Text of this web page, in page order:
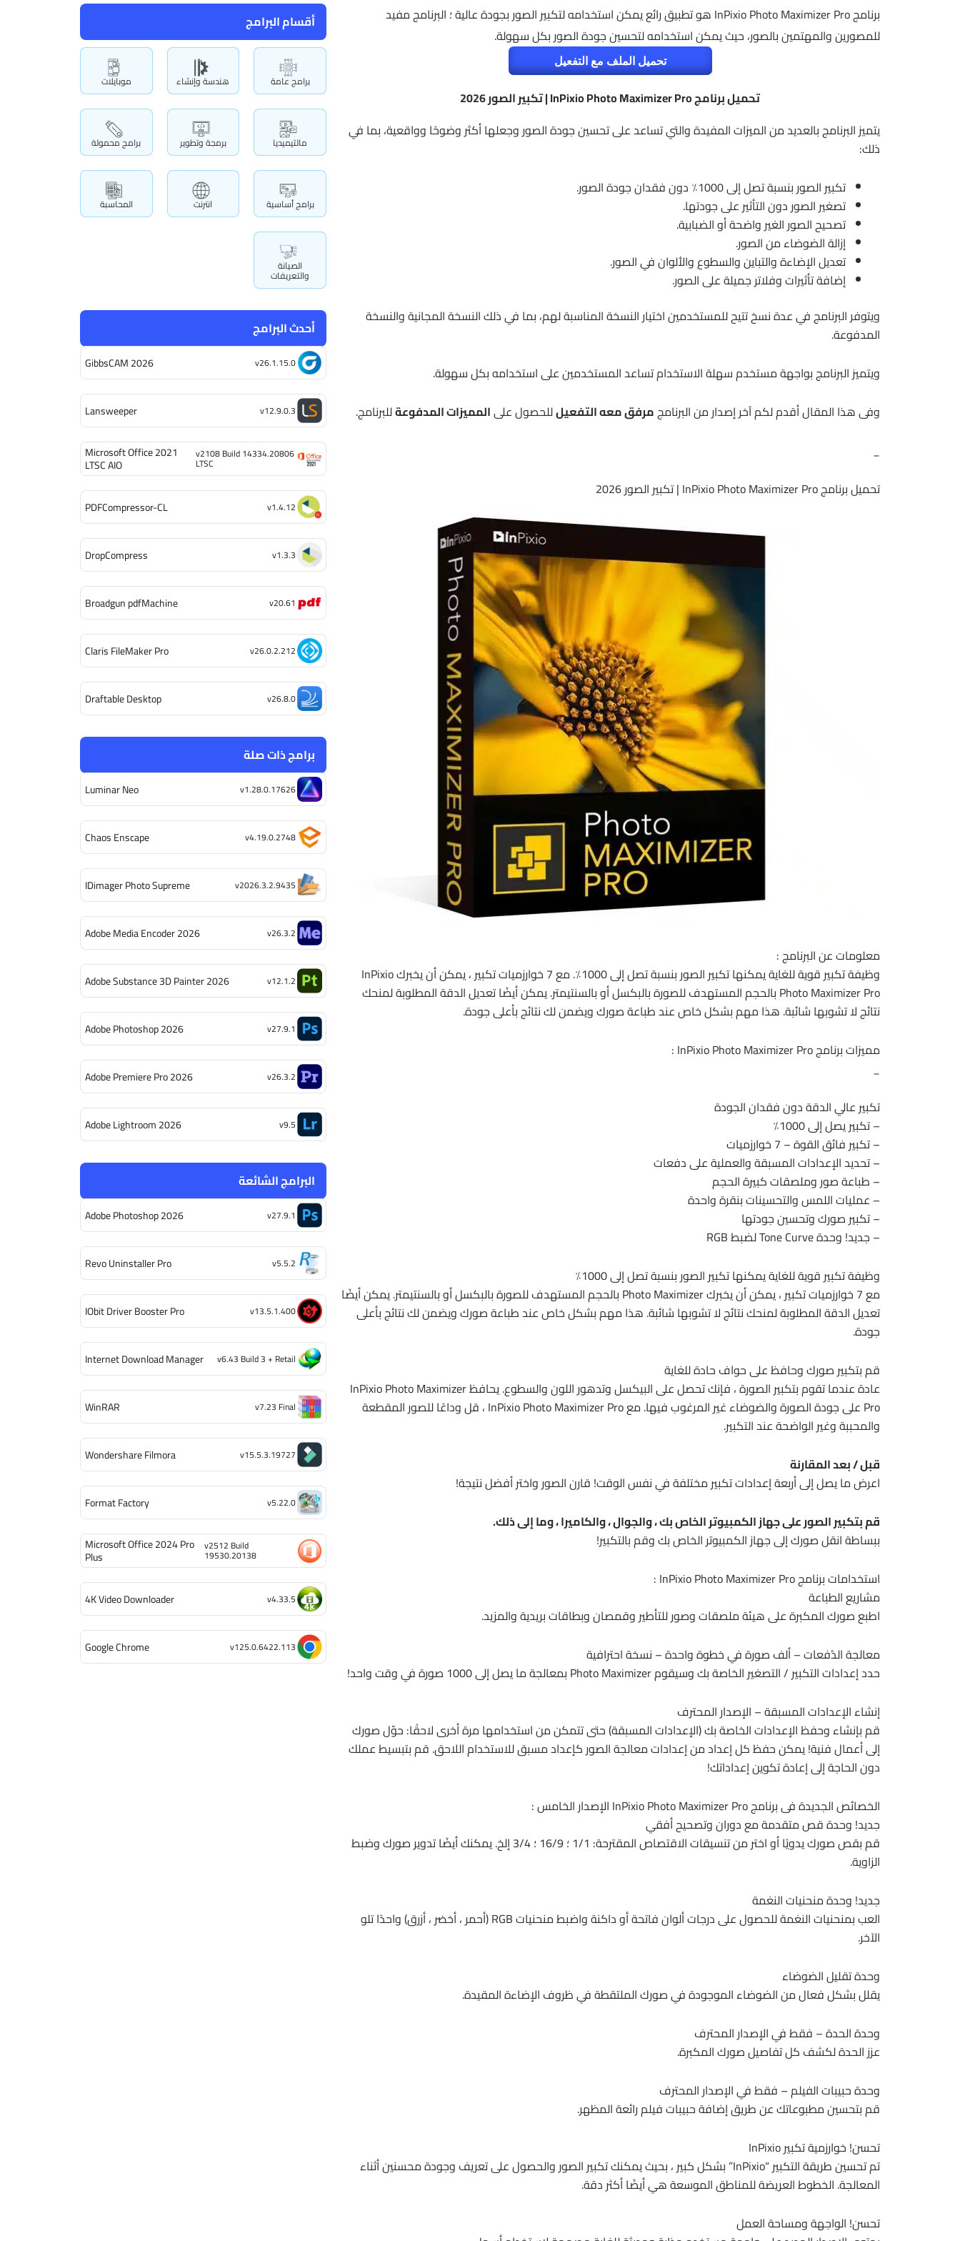
أقسام البرامج
برامج عامة هندسة وإنشاء موبايلات
مالتيميديا برمجة وتطوير برامج محمولة
برامج أساسية انترنت المحاسبة
الصيانة
والتعريفات
أحدث البرامج
GibbsCAM 2026 v26.1.15.0
Lansweeper v12.9.0.3
Microsoft Office 2021
LTSC AIO
v2108 Build 14334.20806
LTSC
PDFCompressor-CL v1.4.12
DropCompress v1.3.3
Broadgun pdfMachine v20.61
Claris FileMaker Pro v26.0.2.212
Draftable Desktop v26.8.0
برامج ذات صلة
Luminar Neo v1.28.0.17626
Chaos Enscape v4.19.0.2748
IDimager Photo Supreme v2026.3.2.9435
Adobe Media Encoder 2026 v26.3.2
Adobe Substance 3D Painter 2026 v12.1.2
Adobe Photoshop 2026 v27.9.1
Adobe Premiere Pro 2026 v26.3.2
Adobe Lightroom 2026 v9.5
البرامج الشائعة
Adobe Photoshop 2026 v27.9.1
Revo Uninstaller Pro v5.5.2
IObit Driver Booster Pro v13.5.1.400
Internet Download Manager v6.43 Build 3 + Retail
WinRAR v7.23 Final
Wondershare Filmora v15.5.3.19727
Format Factory v5.22.0
Microsoft Office 2024 Pro
Plus
v2512 Build
19530.20138
4K Video Downloader v4.33.5
Google Chrome v125.0.6422.113
برنامج InPixio Photo Maximizer Pro هو تطبيق رائع يمكن استخدامه لتكبير الصور بجودة عالية ؛ البرنامج مفيد
للمصورين والمهتمين بالصور، حيث يمكن استخدامه لتحسين جودة الصور بكل سهولة.
تحميل الملف مع التفعيل
تحميل برنامج InPixio Photo Maximizer Pro | تكبير الصور 2026
يتميز البرنامج بالعديد من الميزات المفيدة والتي تساعد على تحسين جودة الصور وجعلها أكثر وضوحًا وواقعية، بما في
ذلك:
تكبير الصور بنسبة تصل إلى 1000٪ دون فقدان جودة الصور.
تصغير الصور دون التأثير على جودتها.
تصحيح الصور الغير واضحة أو الضبابية.
إزالة الضوضاء من الصور.
تعديل الإضاءة والتباين والسطوع والألوان في الصور.
إضافة تأثيرات وفلاتر جميلة على الصور.
ويتوفر البرنامج في عدة نسخ تتيح للمستخدمين اختيار النسخة المناسبة لهم، بما في ذلك النسخة المجانية والنسخة
المدفوعة.
ويتميز البرنامج بواجهة مستخدم سهلة الاستخدام تساعد المستخدمين على استخدامه بكل سهولة.
وفى هذا المقال أقدم لكم آخر إصدار من البرنامجمرفق معه التفعيلللحصول علىالمميزات المدفوعةللبرنامج.
_
تحميل برنامج InPixio Photo Maximizer Pro | تكبير الصور 2026
معلومات عن البرنامج :
وظيفة تكبير قوية للغاية يمكنها تكبير الصور بنسبة تصل إلى 1000٪. مع 7 خوارزميات تكبير ، يمكن أن يخبرك InPixio
Photo Maximizer Pro بالحجم المستهدف للصورة بالبكسل أو بالسنتيمتر. يمكن أيضًا تعديل الدقة المطلوبة لمنحك
نتائج لا تشوبها شائبة. هذا مهم بشكل خاص عند طباعة صورك ويضمن لك نتائج بأعلى جودة.
مميزات برنامج InPixio Photo Maximizer Pro :
_
تكبير عالي الدقة دون فقدان الجودة
– تكبير يصل إلى 1000٪
– تكبير فائق القوة – 7 خوارزميات
– تحديد الإعدادات المسبقة والعملية على دفعات
– طباعة صور وملصقات كبيرة الحجم
– عمليات اللمس والتحسينات بنقرة واحدة
– تكبير صورك وتحسين جودتها
– جديد! وحدة Tone Curve لضبط RGB
وظيفة تكبير قوية للغاية يمكنها تكبير الصور بنسبة تصل إلى 1000٪
مع 7 خوارزميات تكبير ، يمكن أن يخبرك Photo Maximizer بالحجم المستهدف للصورة بالبكسل أو بالسنتيمتر. يمكن أيضًا
تعديل الدقة المطلوبة لمنحك نتائج لا تشوبها شائبة. هذا مهم بشكل خاص عند طباعة صورك ويضمن لك نتائج بأعلى
جودة.
قم بتكبير صورك وحافظ على حواف حادة للغاية
عادة عندما تقوم بتكبير الصورة ، فإنك تحصل على البيكسل وتدهور اللون والسطوع. يحافظ InPixio Photo Maximizer
Pro على جودة الصورة والضوضاء غير المرغوب فيها. مع InPixio Photo Maximizer Pro ، قل وداعًا للصور المقطعة
والمحببة وغير الواضحة عند التكبير.
قبل / بعد المقارنة
اعرض ما يصل إلى أربعة إعدادات تكبير مختلفة في نفس الوقت! قارن الصور واختر أفضل نتيجة!
قم بتكبير الصور على جهاز الكمبيوتر الخاص بك ، والجوال ، والكاميرا ، وما إلى ذلك.
ببساطة انقل صورك إلى جهاز الكمبيوتر الخاص بك وقم بالتكبير!
استخدامات برنامج InPixio Photo Maximizer Pro :
مشاريع الطباعة
اطبع صورك المكبرة على هيئة ملصقات وصور للتأطير وقمصان وبطاقات بريدية والمزيد.
معالجة الدُفعات – ألف صورة في خطوة واحدة – نسخة احترافية
حدد إعدادات التكبير / التصغير الخاصة بك وسيقوم Photo Maximizer بمعالجة ما يصل إلى 1000 صورة في وقت واحد!
إنشاء الإعدادات المسبقة – الإصدار المحترف
قم بإنشاء وحفظ الإعدادات الخاصة بك (الإعدادات المسبقة) حتى تتمكن من استخدامها مرة أخرى لاحقًا: حوّل صورك
إلى أعمال فنية! يمكن حفظ كل إعداد من إعدادات معالجة الصور كإعداد مسبق للاستخدام اللاحق. قم بتبسيط عملك
دون الحاجة إلى إعادة تكوين إعداداتك!
الخصائص الجديدة فى برنامج InPixio Photo Maximizer Pro الإصدار الخامس :
جديد! وحدة قص متقدمة مع دوران وتصحيح أفقي
قم بقص صورك يدويًا أو اختر من تنسيقات الاقتصاص المقترحة: 1/1 ؛ 16/9 ؛ 3/4 إلخ. يمكنك أيضًا تدوير صورك وضبط
الزاوية.
جديد! وحدة منحنيات النغمة
العب بمنحنيات النغمة للحصول على درجات ألوان فاتحة أو داكنة واضبط منحنيات RGB (أحمر ، أخضر ، أزرق) واحدًا تلو
الآخر.
وحدة تقليل الضوضاء
يقلل بشكل فعال من الضوضاء الموجودة في صورك الملتقطة في ظروف الإضاءة المقيدة.
وحدة الحدة – فقط في الإصدار المحترف
عزز الحدة لكشف كل تفاصيل صورك المكبرة.
وحدة حبيبات الفيلم – فقط في الإصدار المحترف
قم بتحسين مطبوعاتك عن طريق إضافة حبيبات فيلم رائعة المظهر.
تحسن! خوارزمية تكبير InPixio
تم تحسين طريقة التكبير “InPixio” بشكل كبير ، بحيث يمكنك تكبير الصور والحصول على تعريف وجودة محسنين أثناء
المعالجة. الخطوط العريضة للمناطق الموسعة هي أيضًا أكثر دقة.
تحسن! الواجهة ومساحة العمل